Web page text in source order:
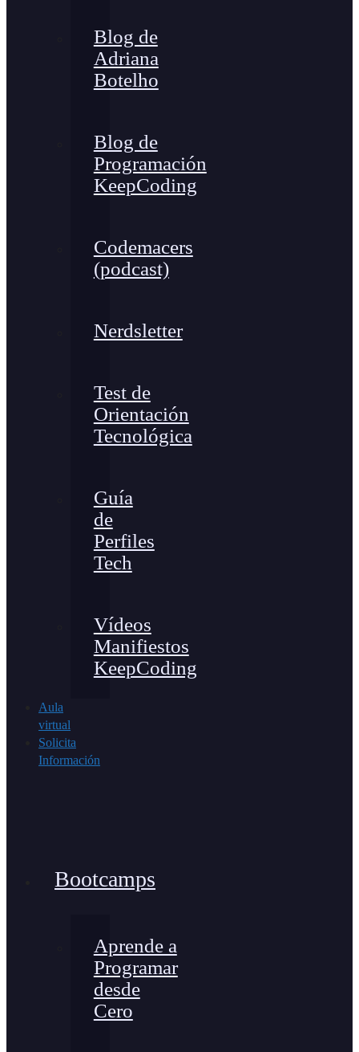
Blog de
Adriana
Botelho
Blog de
Programación
KeepCoding
Codemacers
(podcast)
Nerdsletter
Test de
Orientación
Tecnológica
Guía
de
Perfiles
Tech
Vídeos
Manifiestos
KeepCoding
Aula
virtual
Solicita
Información
Bootcamps
Aprende a
Programar
desde
Cero